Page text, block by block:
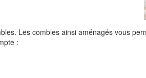
Les combles ainsi aménagés vous
: